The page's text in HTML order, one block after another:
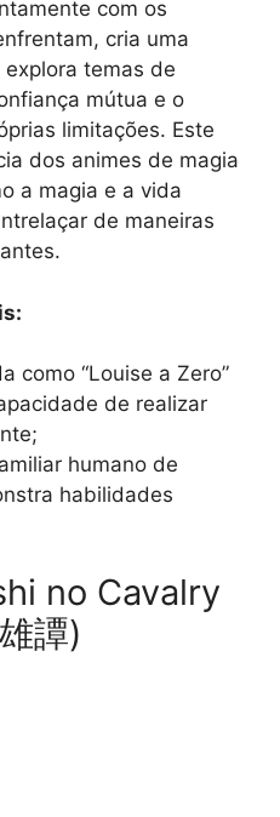
com os
cria uma
temas de
mútua e o
limitações. Este
dos animes de magia
a magia e a vida
de maneiras
como “Louise a Zero”
de realizar
humano de
habilidades
no Cavalry
譚)